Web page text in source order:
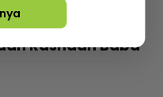
dah 57 tahun,
Rashdan Baba